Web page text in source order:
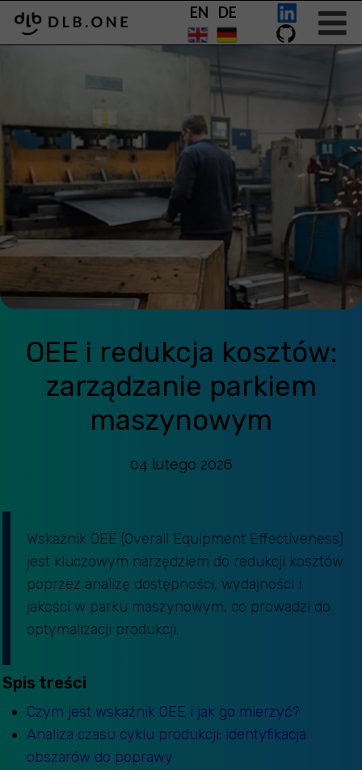
EN DE
OEE i redukcja kosztów:
zarządzanie parkiem
maszynowym
04 lutego 2026
Wskaźnik OEE (Overall Equipment Effectiveness)
jest kluczowym narzędziem do redukcji kosztów
poprzez analizę dostępności, wydajności i
jakości w parku maszynowym, co prowadzi do
optymalizacji produkcji.
Spis treści
Czym jest wskaźnik OEE i jak go mierzyć?
Analiza czasu cyklu produkcji: identyfikacja
obszarów do poprawy